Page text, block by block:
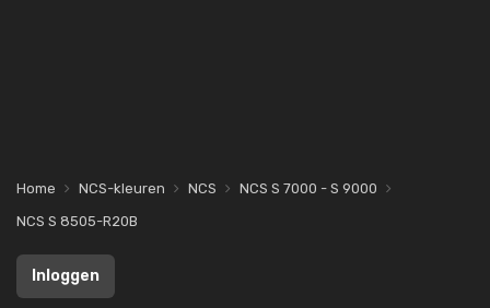
Home NCS-kleuren NCS
NCS S 7000 - S 9000
NCS S 8505-R20B
Inloggen